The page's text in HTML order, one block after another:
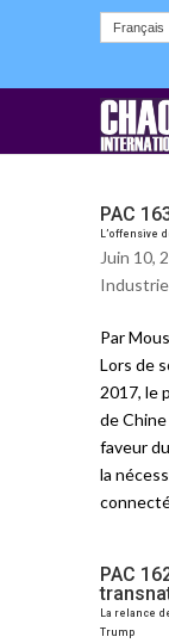
Français
PAC
L’offensive
Juin 10,
Par
Lors de
2017, le
de Chine
faveur
la
PAC
La relance
Trump